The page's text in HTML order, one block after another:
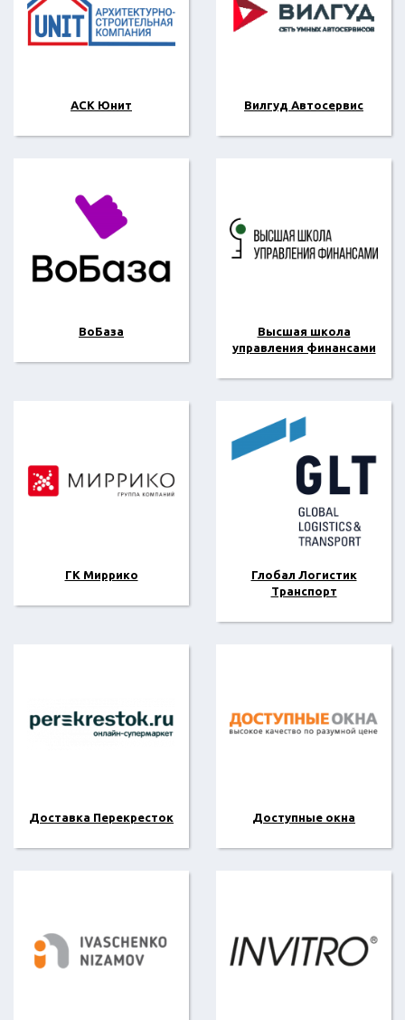
АСК Юнит Вилгуд Автосервис
ВоБаза
Высшая школа
управления финансами
ГК Миррико
Глобал Логистик
Транспорт
Доставка Перекресток Доступные окна